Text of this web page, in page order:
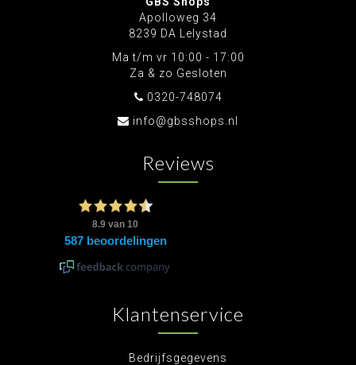
Apolloweg 34
8239 DA Lelystad
Ma t/m vr 10:00 - 17:00
Za & zo Gesloten
0320-748074
info@gbsshops.nl
Reviews
Klantenservice
Bedrijfsgegevens